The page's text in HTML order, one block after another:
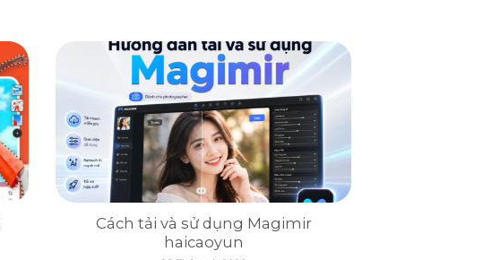
Cách tải và sử dụng Magimir
haicaoyun